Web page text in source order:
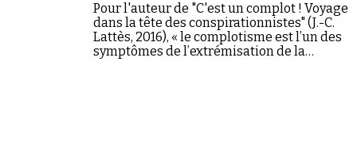
Newsletter
Pour l'auteur de "C'est un complot ! Voyage
dans la tête des conspirationnistes" (J.-C.
Lattès, 2016), « le complotisme est l’un des
symptômes de l’extrémisation de la